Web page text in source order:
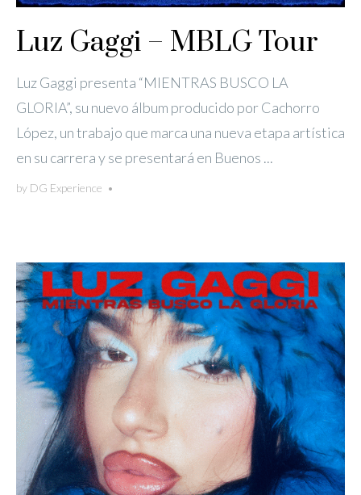
Luz Gaggi – MBLG Tour
Luz Gaggi presenta “MIENTRAS BUSCO LA
GLORIA”, su nuevo álbum producido por Cachorro
López, un trabajo que marca una nueva etapa artística
en su carrera y se presentará en Buenos ...
by DG Experience •